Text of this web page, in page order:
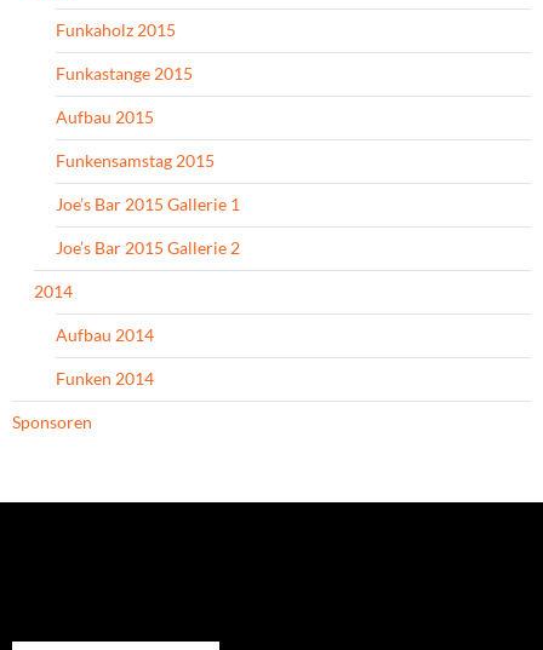
Funkaholz 2015
Funkastange 2015
Aufbau 2015
Funkensamstag 2015
Joe’s Bar 2015 Gallerie 1
Joe’s Bar 2015 Gallerie 2
2014
Aufbau 2014
Funken 2014
Sponsoren